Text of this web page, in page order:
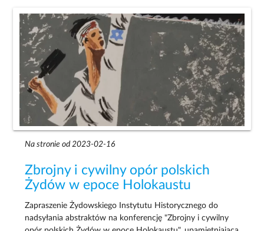
Na stronie od 2023-02-16
Zbrojny i cywilny opór polskich
Żydów w epoce Holokaustu
Zapraszenie Żydowskiego Instytutu Historycznego do
nadsyłania abstraktów na konferencję "Zbrojny i cywilny